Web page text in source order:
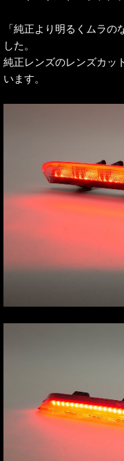
「純正より明るくムラ
した。
純正レンズのレンズカッ
います。